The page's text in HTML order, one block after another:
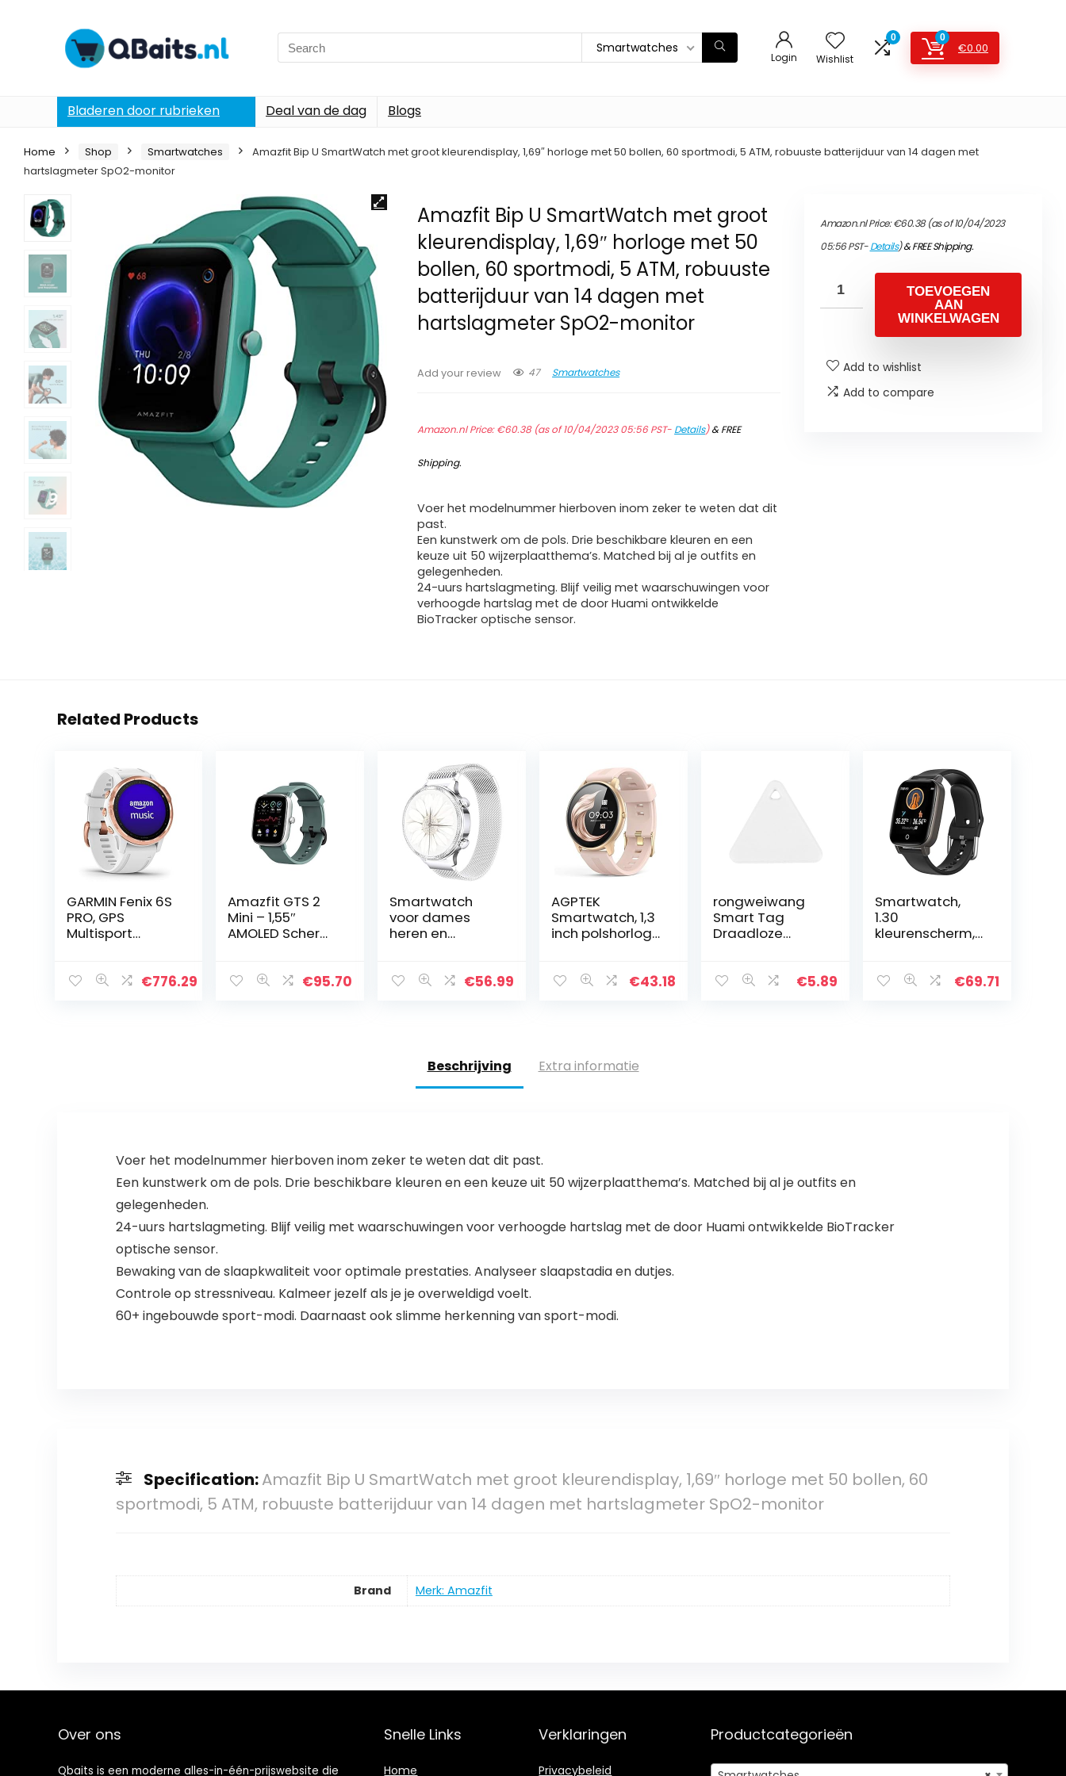
Search
for:
Smartwatches
Login Wishlist
0 0
€0.00
Bladeren door rubrieken Deal van de dag Blogs
Home Shop Smartwatches
Amazfit Bip U SmartWatch met groot kleurendisplay, 1,69″ horloge met 50 bollen, 60 sportmodi, 5 ATM, robuuste batterijduur van 14 dagen met
hartslagmeter SpO2-monitor
Amazfit Bip U SmartWatch met groot
kleurendisplay, 1,69″ horloge met 50
bollen, 60 sportmodi, 5 ATM, robuuste
batterijduur van 14 dagen met
hartslagmeter SpO2-monitor
Add your review 47 Smartwatches
Amazon.nl Price:€60.38(as of 10/04/2023 05:56 PST- Details)&FREE
Shipping.
Voer het modelnummer hierboven inom zeker te weten dat dit
past.
Een kunstwerk om de pols. Drie beschikbare kleuren en een
keuze uit 50 wijzerplaatthema’s. Matched bij al je outfits en
gelegenheden.
24-uurs hartslagmeting. Blijf veilig met waarschuwingen voor
verhoogde hartslag met de door Huami ontwikkelde
BioTracker optische sensor.
Amazon.nl Price:€60.38(as of 10/04/2023
05:56 PST-Details)&FREE Shipping.
TOEVOEGEN
AAN
WINKELWAGEN
Add to wishlist
Add to compare
Related Products
GARMIN Fenix 6S
PRO, GPS
Multisport
Geïnstalleerde
€776.29
Amazfit GTS 2
Mini – 1,55″
AMOLED Scherm
70+ Sport €95.70
Smartwatch
voor dames
heren en
ge 1,1 inch
€56.99
AGPTEK
Smartwatch, 1,3
inch polshorloge
d scherm,
€43.18
rongweiwang
Smart Tag
Draadloze
bluetooth
€5.89
Smartwatch,
1.30
kleurenscherm,
lichaamstemper
€69.71
Beschrijving Extra informatie
Voer het modelnummer hierboven inom zeker te weten dat dit past.
Een kunstwerk om de pols. Drie beschikbare kleuren en een keuze uit 50 wijzerplaatthema’s. Matched bij al je outfits en
gelegenheden.
24-uurs hartslagmeting. Blijf veilig met waarschuwingen voor verhoogde hartslag met de door Huami ontwikkelde BioTracker
optische sensor.
Bewaking van de slaapkwaliteit voor optimale prestaties. Analyseer slaapstadia en dutjes.
Controle op stressniveau. Kalmeer jezelf als je je overweldigd voelt.
60+ ingebouwde sport-modi. Daarnaast ook slimme herkenning van sport-modi.
Specification:Amazfit Bip U SmartWatch met groot kleurendisplay, 1,69″ horloge met 50 bollen, 60
sportmodi, 5 ATM, robuuste batterijduur van 14 dagen met hartslagmeter SpO2-monitor
Brand Merk: Amazfit
Over ons
Qbaits is een moderne alles-in-één-prijswebsite die
Snelle Links
Home
Verklaringen
Privacybeleid
Productcategorieën